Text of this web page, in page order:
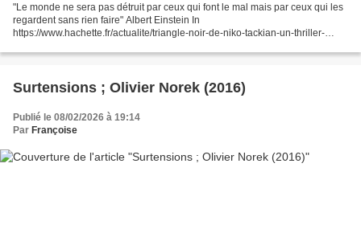
"Le monde ne sera pas détruit par ceux qui font le mal mais par ceux qui les
regardent sans rien faire" Albert Einstein In
https://www.hachette.fr/actualite/triangle-noir-de-niko-tackian-un-thriller-
Surtensions ; Olivier Norek (2016)
Publié le 08/02/2026 à 19:14
Par Françoise